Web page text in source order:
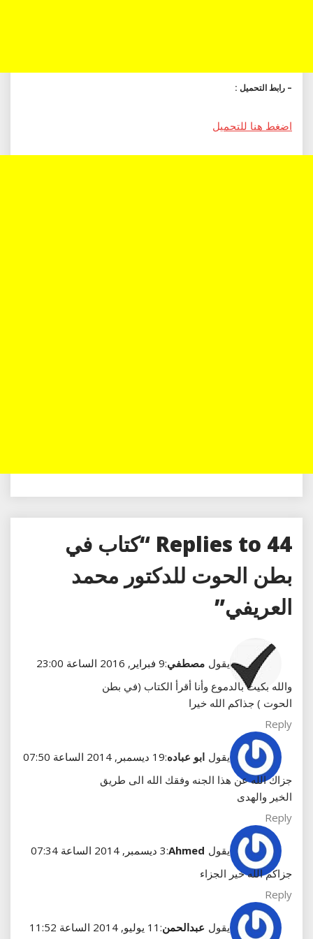
– رابط التحميل :
اضغط هنا للتحميل
44 Replies to “كتاب في
بطن الحوت للدكتور محمد
العريفي”
يقول مصطفي:9 فبراير, 2016 الساعة 23:00
والله بكيت بالدموع وأنا أقرأ الكتاب (في بطن
الحوت ) جذاكم الله خيرا
Reply
يقول ابو عباده:19 ديسمبر, 2014 الساعة 07:50
جزاك الله عن هذا الجنه وفقك الله الى طريق
الخير والهدى
Reply
يقول Ahmed
:3 ديسمبر, 2014 الساعة 07:34
جزاكم الله خير الجزاء
Reply
يقول عبدالحمن: 11 يوليو, 2014 الساعة 11:52